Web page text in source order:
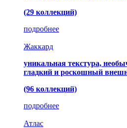
(29 коллекций)
подробнее
Жаккард
уникальная текстура,
гладкий и роскошный
(96 коллекций)
подробнее
Атлас